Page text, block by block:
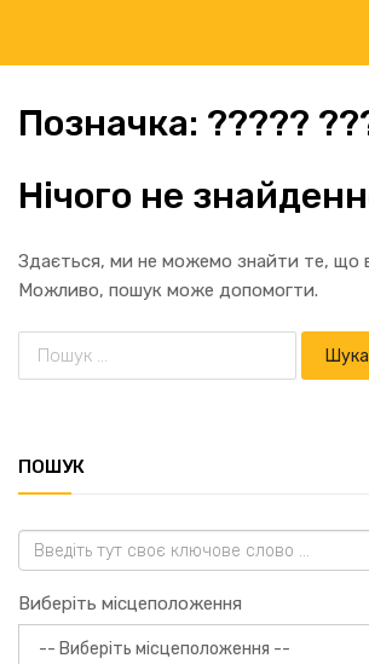
Позначка: ?????
Нічого не
Здається, ми не можемо знайти те, що
Можливо, пошук може допомогти.
ПОШУК
Виберіть місцеположення